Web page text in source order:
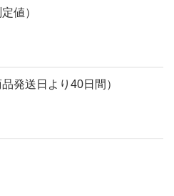
値）
発送日より40日間）